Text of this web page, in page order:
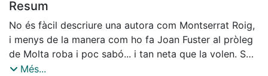
Resum
No és fàcil descriure una autora com Montserrat Roig,
i menys de la manera com ho fa Joan Fuster al pròleg
de Molta roba i poc sabó... i tan neta que la volen. Són
tots els elements que esmenta l’escriptor els que han
Més...